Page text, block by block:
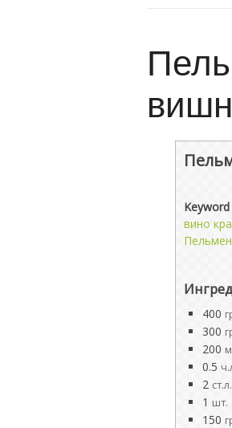
Keyword
вино
400
300
200
0.5
2 ст.л.
1 шт.
150